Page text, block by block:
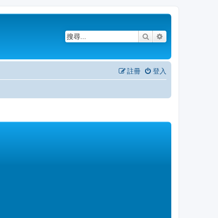
搜尋
登入
註冊